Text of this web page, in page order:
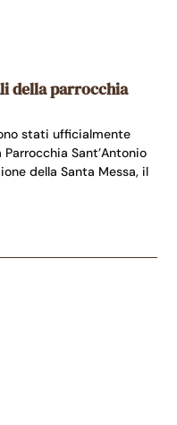
della parrocchia
stati ufficialmente
Sant’Antonio
della Santa Messa, il